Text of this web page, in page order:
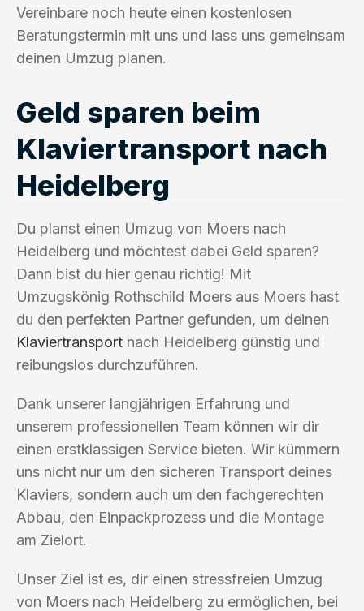
Vereinbare noch heute einen kostenlosen
Beratungstermin mit uns und lass uns gemeinsam
deinen Umzug planen.
Geld sparen beim
Klaviertransport nach
Heidelberg
Du planst einen Umzug von Moers nach
Heidelberg und möchtest dabei Geld sparen?
Dann bist du hier genau richtig! Mit
Umzugskönig Rothschild Moers aus Moers hast
du den perfekten Partner gefunden, um deinen
Klaviertransport nach Heidelberg günstig und
reibungslos durchzuführen.
Dank unserer langjährigen Erfahrung und
unserem professionellen Team können wir dir
einen erstklassigen Service bieten. Wir kümmern
uns nicht nur um den sicheren Transport deines
Klaviers, sondern auch um den fachgerechten
Abbau, den Einpackprozess und die Montage
am Zielort.
Unser Ziel ist es, dir einen stressfreien Umzug
von Moers nach Heidelberg zu ermöglichen, bei